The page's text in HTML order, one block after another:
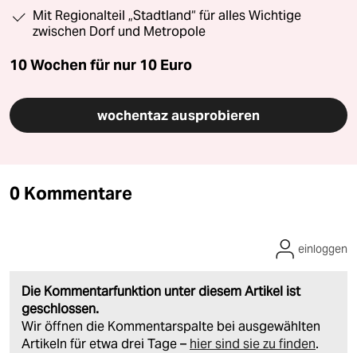
Mit Regionalteil „Stadtland“ für alles Wichtige
zwischen Dorf und Metropole
10 Wochen für nur 10 Euro
wochentaz ausprobieren
0 Kommentare
Die Kommentarfunktion unter diesem Artikel ist
geschlossen.
Wir öffnen die Kommentarspalte bei ausgewählten
Artikeln für etwa drei Tage – hier sind sie zu finden.
einloggen